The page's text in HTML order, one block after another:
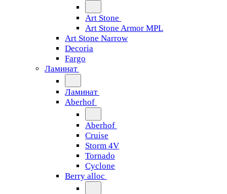
Art Stone
Art Stone Armor MPL
Art Stone Narrow
Decoria
Fargo
Ламинат
Ламинат
Aberhof
Aberhof
Cruise
Storm 4V
Tornado
Сyclone
Berry alloc